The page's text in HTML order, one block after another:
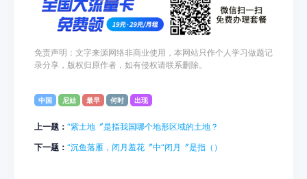
免责声明：文字来源网络非商业使用，本网站只作个人学习做题记
录分享，版权归原作者，如有侵权请联系删除。
中国 尼姑 最早 何时 出现
上一题： “紫土地〞是指我国哪个地形区域的土地？
下一题： “沉鱼落雁，闭月羞花〞中“闭月〞是指（）